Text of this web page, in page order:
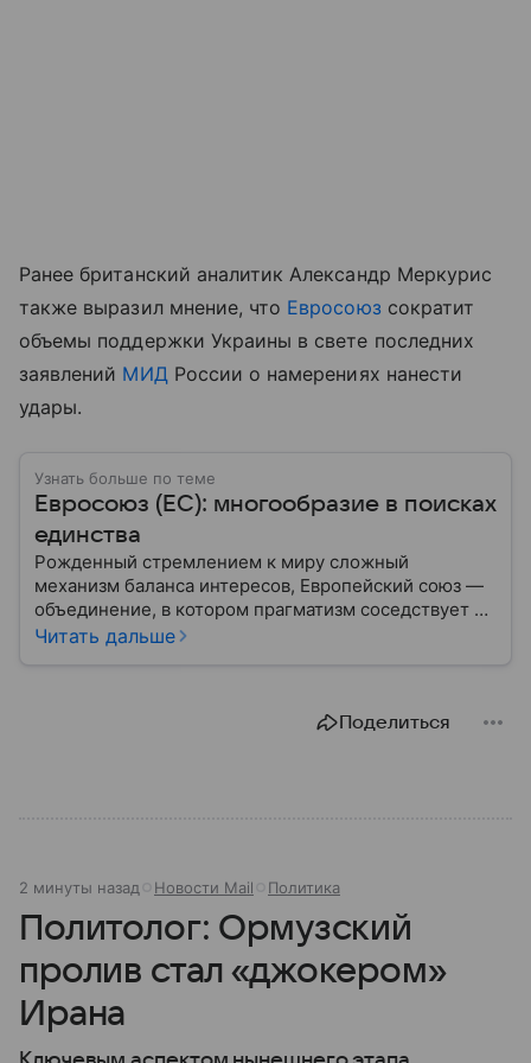
Ранее британский аналитик Александр Меркурис
также выразил мнение, что Евросоюзсократит
объемы поддержки Украины в свете последних
заявлений МИД России о намерениях нанести
удары.
Узнать больше по теме
Евросоюз (ЕС): многообразие в поисках
единства
Рожденный стремлением к миру сложный
механизм баланса интересов, Европейский союз —
объединение, в котором прагматизм соседствует с
идеализмом. Амбициозный проект превратил
Читать дальше
Поделиться
2 минуты назад Новости Mail Политика
Политолог: Ормузский
пролив стал «джокером»
Ирана